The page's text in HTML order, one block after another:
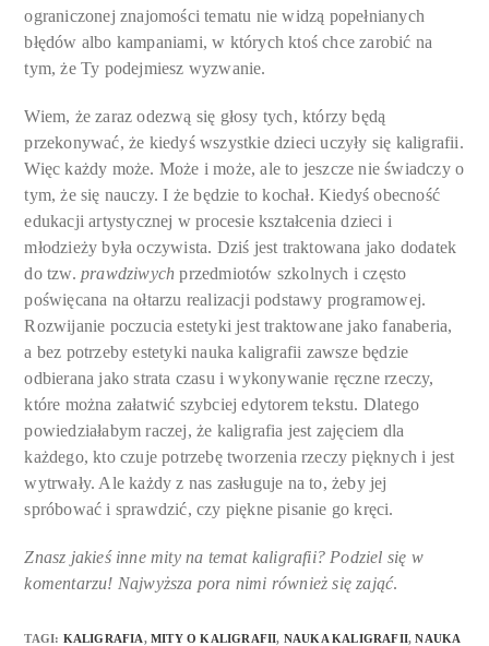
ograniczonej znajomości tematu nie widzą popełnianych
błędów albo kampaniami, w których ktoś chce zarobić na
tym, że Ty podejmiesz wyzwanie.
Wiem, że zaraz odezwą się głosy tych, którzy będą
przekonywać, że kiedyś wszystkie dzieci uczyły się kaligrafii.
Więc każdy może. Może i może, ale to jeszcze nie świadczy o
tym, że się nauczy. I że będzie to kochał. Kiedyś obecność
edukacji artystycznej w procesie kształcenia dzieci i
młodzieży była oczywista. Dziś jest traktowana jako dodatek
do tzw.prawdziwych przedmiotów szkolnych i często
poświęcana na ołtarzu realizacji podstawy programowej.
Rozwijanie poczucia estetyki jest traktowane jako fanaberia,
a bez potrzeby estetyki nauka kaligrafii zawsze będzie
odbierana jako strata czasu i wykonywanie ręczne rzeczy,
które można załatwić szybciej edytorem tekstu. Dlatego
powiedziałabym raczej, że kaligrafia jest zajęciem dla
każdego, kto czuje potrzebę tworzenia rzeczy pięknych i jest
wytrwały. Ale każdy z nas zasługuje na to, żeby jej
spróbować i sprawdzić, czy piękne pisanie go kręci.
Znasz jakieś inne mity na temat kaligrafii? Podziel się w
komentarzu! Najwyższa pora nimi również się zająć.
TAGI: KALIGRAFIA, MITY O KALIGRAFII, NAUKA KALIGRAFII, NAUKA